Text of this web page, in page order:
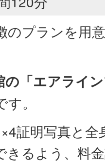
のプランを用
の「エアライ
す。
証明写真と全
きるよう、料